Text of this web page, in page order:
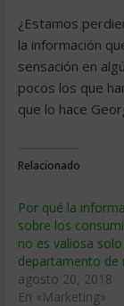
¿Estamos
la información
sensación en
pocos los que
que lo hace
Relacionado
Por qué la
sobre los
no es valiosa
departamento de
agosto 20, 2018
En «Marketing»